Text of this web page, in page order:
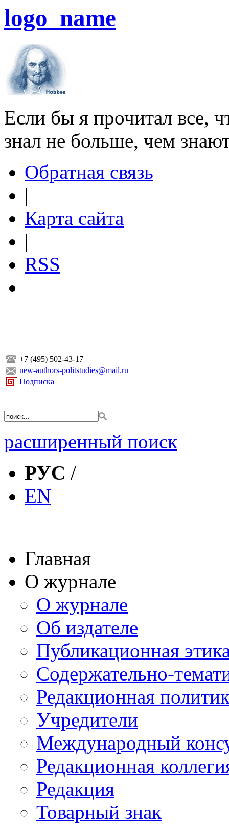
logo_name
Если бы я прочитал все,
знал не больше, чем
Обратная связь
|
Карта сайта
|
RSS
+7 (495) 502-43-17
new-authors-politstudies@mail.ru
Подписка
расширенный поиск
РУС /
EN
Главная
О журнале
О журнале
Об издателе
Публикационная
Содержательно-
Редакционная
Учредители
Международный
Редакционная
Редакция
Товарный знак